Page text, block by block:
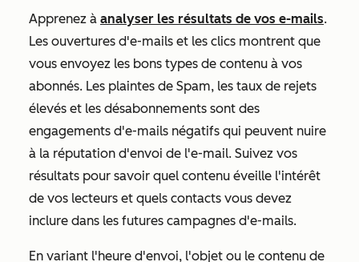
Apprenez à analyser les résultats de vos e-mails.
Les ouvertures d'e-mails et les clics montrent que
vous envoyez les bons types de contenu à vos
abonnés. Les plaintes de Spam, les taux de rejets
élevés et les désabonnements sont des
engagements d'e-mails négatifs qui peuvent nuire
à la réputation d'envoi de l'e-mail. Suivez vos
résultats pour savoir quel contenu éveille l'intérêt
de vos lecteurs et quels contacts vous devez
inclure dans les futures campagnes d'e-mails.
En variant l'heure d'envoi, l'objet ou le contenu de